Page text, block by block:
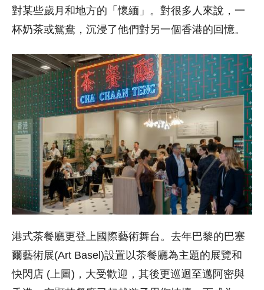
對某些歲月和地方的「懷緬」。對很多人來說，一
杯奶茶或鴛鴦，沉浸了他們對另一個香港的回憶。
港式茶餐廳更登上國際藝術舞台。去年巴黎的巴塞
爾藝術展(Art Basel)設置以茶餐廳為主題的展覽和
快閃店 (上圖)，大受歡迎，其後更巡迴至邁阿密與